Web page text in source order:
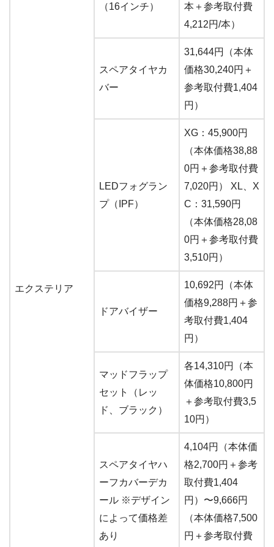
エクステリア
（16インチ）
本＋参考取付費
4,212円/本）
スペアタイヤカ
バー
31,644円（本体
価格30,240円＋
参考取付費1,404
円）
LEDフォグラン
プ（IPF）
XG：45,900円
（本体価格38,88
0円＋参考取付費
7,020円） XL、X
C：31,590円
（本体価格28,08
0円＋参考取付費
3,510円）
ドアバイザー
10,692円（本体
価格9,288円＋参
考取付費1,404
円）
マッドフラップ
セット（レッ
ド、ブラック）
各14,310円（本
体価格10,800円
＋参考取付費3,5
10円）
スペアタイヤハ
ーフカバーデカ
ール ※デザイン
によって価格差
あり
4,104円（本体価
格2,700円＋参考
取付費1,404
円）〜9,666円
（本体価格7,500
円＋参考取付費